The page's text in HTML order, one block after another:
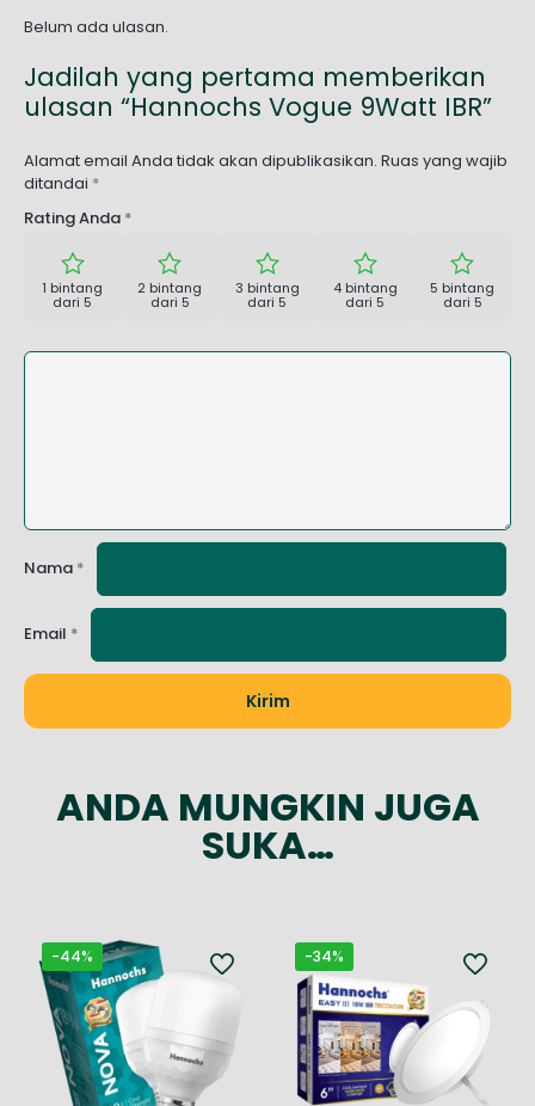
Belum ada ulasan.
Jadilah yang pertama memberikan
ulasan “Hannochs Vogue 9Watt IBR”
Alamat email Anda tidak akan dipublikasikan. Ruas yang wajib
ditandai *
Rating Anda *
1 bintang
dari 5
2 bintang
dari 5
3 bintang
dari 5
4 bintang
dari 5
5 bintang
dari 5
Nama *
Email *
ANDA MUNGKIN JUGA
SUKA…
-44% -34%